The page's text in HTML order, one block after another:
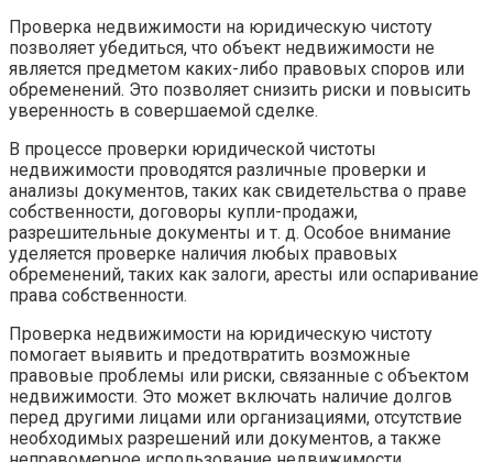
Проверка недвижимости на юридическую чистоту
позволяет убедиться, что объект недвижимости не
является предметом каких-либо правовых споров или
обременений. Это позволяет снизить риски и повысить
уверенность в совершаемой сделке.
В процессе проверки юридической чистоты
недвижимости проводятся различные проверки и
анализы документов, таких как свидетельства о праве
собственности, договоры купли-продажи,
разрешительные документы и т. д. Особое внимание
уделяется проверке наличия любых правовых
обременений, таких как залоги, аресты или оспаривание
права собственности.
Проверка недвижимости на юридическую чистоту
помогает выявить и предотвратить возможные
правовые проблемы или риски, связанные с объектом
недвижимости. Это может включать наличие долгов
перед другими лицами или организациями, отсутствие
необходимых разрешений или документов, а также